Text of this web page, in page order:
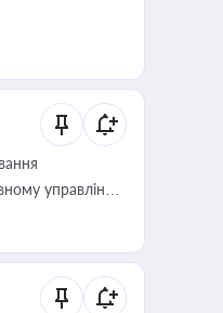
управлінні